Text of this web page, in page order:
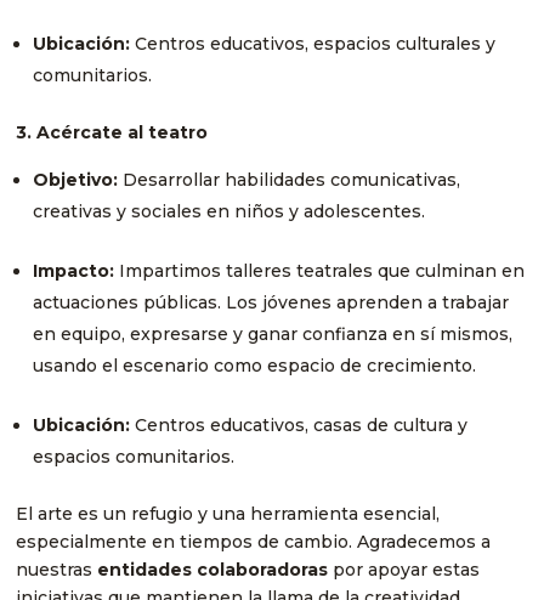
Ubicación: Centros educativos, espacios culturales y
comunitarios.
3. Acércate al teatro
Objetivo: Desarrollar habilidades comunicativas,
creativas y sociales en niños y adolescentes.
Impacto: Impartimos talleres teatrales que culminan en
actuaciones públicas. Los jóvenes aprenden a trabajar
en equipo, expresarse y ganar confianza en sí mismos,
usando el escenario como espacio de crecimiento.
Ubicación: Centros educativos, casas de cultura y
espacios comunitarios.
El arte es un refugio y una herramienta esencial,
especialmente en tiempos de cambio. Agradecemos a
nuestras entidades colaboradoras por apoyar estas